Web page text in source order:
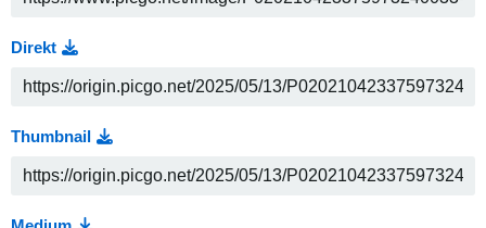
Direkt
Thumbnail